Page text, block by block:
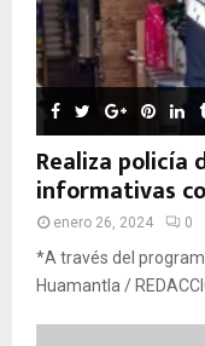
Realiza policía
informativas
enero 26, 2024 0
*A través del
Huamantla /